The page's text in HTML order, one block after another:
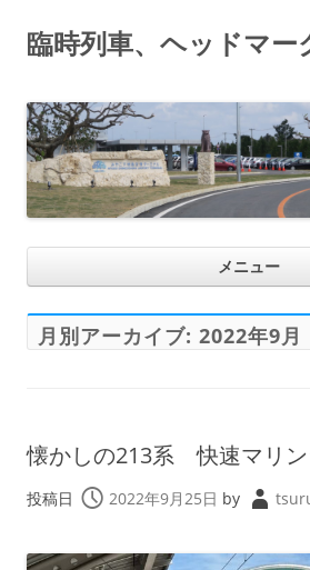
臨時列車、ヘッドマ
メニュー
月別アーカイブ: 2022年9月
懐かしの213系 快速マリ
投稿日 2022年9月25日 by